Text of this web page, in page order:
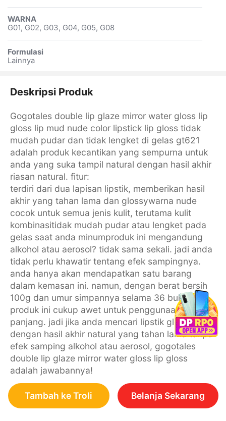
WARNA
G01, G02, G03, G04, G05, G08
Formulasi
Lainnya
Deskripsi Produk
Gogotales double lip glaze mirror water gloss lip
gloss lip mud nude color lipstick lip gloss tidak
mudah pudar dan tidak lengket di gelas gt621
adalah produk kecantikan yang sempurna untuk
anda yang suka tampil natural dengan hasil akhir
riasan natural. fitur:
terdiri dari dua lapisan lipstik, memberikan hasil
akhir yang tahan lama dan glossywarna nude
cocok untuk semua jenis kulit, terutama kulit
kombinasitidak mudah pudar atau lengket pada
gelas saat anda minumproduk ini mengandung
alkohol atau aerosol? tidak sama sekali. jadi anda
tidak perlu khawatir tentang efek sampingnya.
anda hanya akan mendapatkan satu barang
dalam kemasan ini. namun, dengan berat bersih
100g dan umur simpannya selama 36 bulan,
produk ini cukup awet untuk penggunaan jangka
panjang. jadi jika anda mencari lipstik glossy
dengan hasil akhir natural yang tahan lama tanpa
efek samping alkohol atau aerosol, gogotales
double lip glaze mirror water gloss lip gloss
adalah jawabannya!
Tambah ke Troli Belanja Sekarang